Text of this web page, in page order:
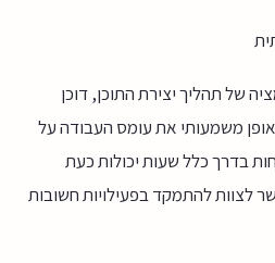
של תהליך יצירת התוכן, דוכן
משמעותי את עומס העבודה על
בדרך כלל שעות יכולות כעת
לצוות להתמקד בפעילויות חשובות